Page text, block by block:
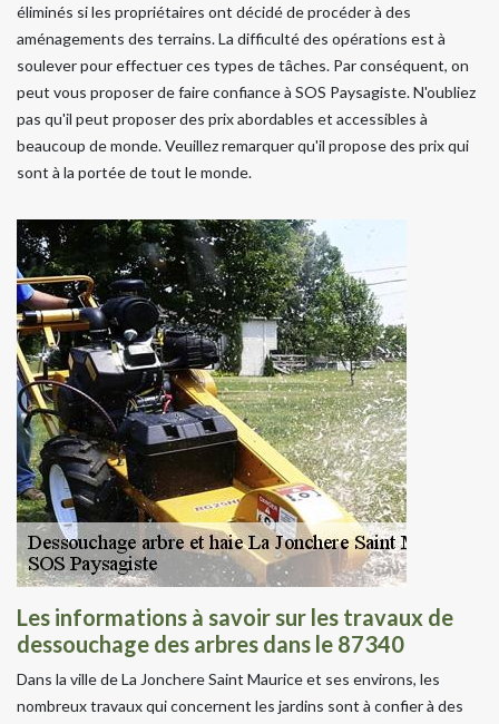
éliminés si les propriétaires ont décidé de procéder à des
aménagements des terrains. La difficulté des opérations est à
soulever pour effectuer ces types de tâches. Par conséquent, on
peut vous proposer de faire confiance à SOS Paysagiste. N'oubliez
pas qu'il peut proposer des prix abordables et accessibles à
beaucoup de monde. Veuillez remarquer qu'il propose des prix qui
sont à la portée de tout le monde.
Les informations à savoir sur les travaux de
dessouchage des arbres dans le 87340
Dans la ville de La Jonchere Saint Maurice et ses environs, les
nombreux travaux qui concernent les jardins sont à confier à des